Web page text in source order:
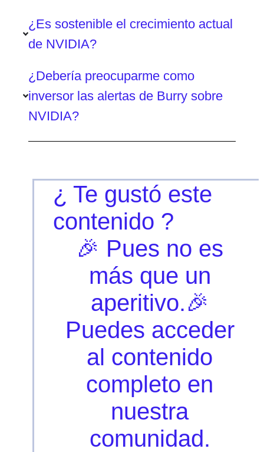
¿Es sostenible el crecimiento actual
de NVIDIA?
¿Debería preocuparme como
inversor las alertas de Burry sobre
NVIDIA?
¿ Te gustó este
contenido ?
🎉 Pues no es
más que un
aperitivo.🎉
Puedes acceder
al contenido
completo en
nuestra
comunidad.